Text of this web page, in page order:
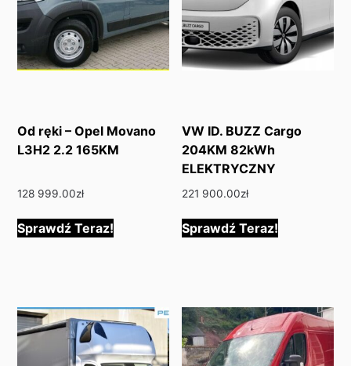
Od ręki – Opel Movano
L3H2 2.2 165KM
128 999.00zł
Sprawdź Teraz!
VW ID. BUZZ Cargo
204KM 82kWh
ELEKTRYCZNY
221 900.00zł
Sprawdź Teraz!